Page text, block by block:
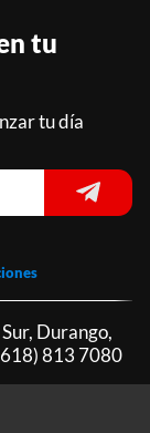
tu
tu día
Durango,
813 7080